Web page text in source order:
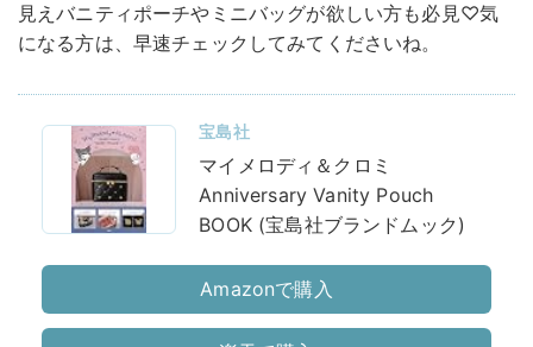
見えバニティポーチやミニバッグが欲しい方も必見♡気
になる方は、早速チェックしてみてくださいね。
宝島社
マイメロディ＆クロミ
Anniversary Vanity Pouch
BOOK (宝島社ブランドムック)
Amazonで購入